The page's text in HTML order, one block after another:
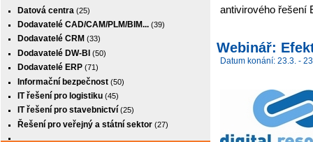
Datová centra (25)
Dodavatelé CAD/CAM/PLM/BIM... (39)
Dodavatelé CRM (33)
Dodavatelé DW-BI (50)
Dodavatelé ERP (71)
Informační bezpečnost (50)
IT řešení pro logistiku (45)
IT řešení pro stavebnictví (25)
Řešení pro veřejný a státní sektor (27)
antivirového řešení
Webinář:
Datum konání: 23.3. -